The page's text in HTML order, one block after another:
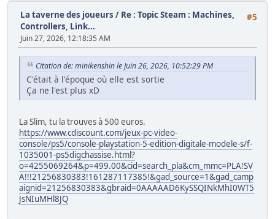
#5
La taverne des joueurs / Re : Topic Steam : Machines,
Controllers, Link...
Juin 27, 2026, 12:18:35 AM
Citation de: minikenshin le Juin 26, 2026, 10:52:29 PM
C'était à l'époque où elle est sortie
Ça ne l'est plus xD
La Slim, tu la trouves à 500 euros.
https://www.cdiscount.com/jeux-pc-video-
console/ps5/console-playstation-5-edition-digitale-modele-s/f-
1035001-ps5digchassise.html?
o=4255069264&p=499.00&cid=search_pla&cm_mmc=PLA!SV
A!!!21256830383!161287117385!&gad_source=1&gad_camp
aignid=21256830383&gbraid=0AAAAAD6KySSQINkMhI0WT5
JsNIuMHl8JQ